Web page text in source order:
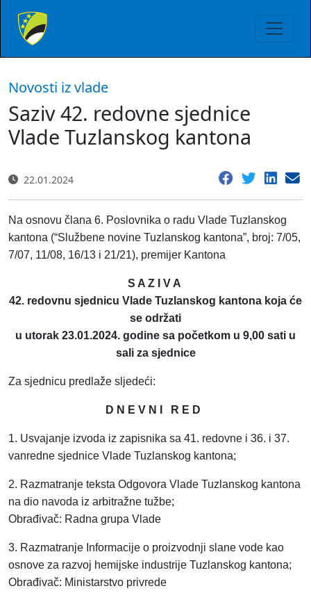
Novosti iz vlade
Saziv 42. redovne sjednice
Vlade Tuzlanskog kantona
22.01.2024
Na osnovu člana 6. Poslovnika o radu Vlade Tuzlanskog
kantona (“Službene novine Tuzlanskog kantona”, broj: 7/05,
7/07, 11/08, 16/13 i 21/21), premijer Kantona
S A Z I V A
42. redovnu sjednicu Vlade Tuzlanskog kantona koja će
se održati
u utorak 23.01.2024. godine sa početkom u 9,00 sati u
sali za sjednice
Za sjednicu predlaže sljedeći:
D N E V N I R E D
1. Usvajanje izvoda iz zapisnika sa 41. redovne i 36. i 37.
vanredne sjednice Vlade Tuzlanskog kantona;
2. Razmatranje teksta Odgovora Vlade Tuzlanskog kantona
na dio navoda iz arbitražne tužbe;
Obrađivač: Radna grupa Vlade
3. Razmatranje Informacije o proizvodnji slane vode kao
osnove za razvoj hemijske industrije Tuzlanskog kantona;
Obrađivač: Ministarstvo privrede